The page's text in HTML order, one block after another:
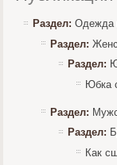
Раздел: Одежда
Раздел:
Раздел:
Юбка
Раздел:
Раздел:
Как